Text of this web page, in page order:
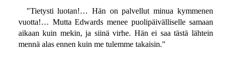
"Tietysti luotan!… Hän on palvellut minua kymmenen
vuotta!… Mutta Edwards menee puolipäivälliselle samaan
aikaan kuin mekin, ja siinä virhe. Hän ei saa tästä lähtein
mennä alas ennen kuin me tulemme takaisin."